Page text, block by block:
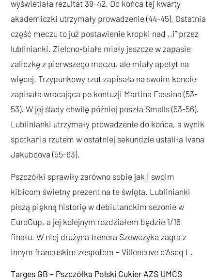
wyświetlała rezultat 39-42. Do końca tej kwarty
akademiczki utrzymały prowadzenie (44-45). Ostatnia
część meczu to już postawienie kropki nad ,,i” przez
lublinianki. Zielono-białe miały jeszcze w zapasie
zaliczkę z pierwszego meczu, ale miały apetyt na
więcej. Trzypunkowy rzut zapisała na swoim koncie
zapisała wracająca po kontuzji Martina Fassina (53-
53). W jej ślady chwilę później poszła Smalls (53-56).
Lublinianki utrzymały prowadzenie do końca, a wynik
spotkania rzutem w ostatniej sekundzie ustaliła Ivana
Jakubcova (55-63).
Pszczółki sprawiły zarówno sobie jak i swoim
kibicom świetny prezent na te święta. Lublinianki
piszą piękną historię w debiutanckim sezonie w
EuroCup, a jej kolejnym rozdziałem będzie 1/16
finału. W niej drużyna trenera Szewczyka zagra z
innym francuskim zespołem – Villeneuve d’Ascq L.
Targes GB – Pszczółka Polski Cukier AZS UMCS